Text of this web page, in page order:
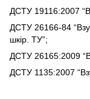
ДСТУ 19116:2007
ДСТУ 26166-84
шкір. ТУ”;
ДСТУ 26165:2009
ДСТУ 1135:2007